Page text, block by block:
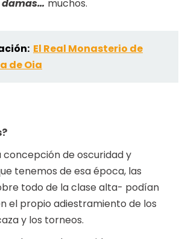
damas… muchos.
El Real Monasterio de
de Oia
concepción de oscuridad y
tenemos de esa época, las
todo de la clase alta- podían
el propio adiestramiento de los
y los torneos.